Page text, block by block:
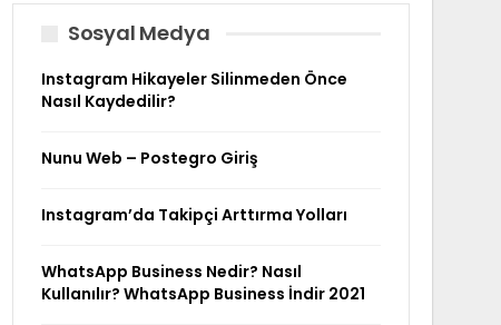
Sosyal Medya
Instagram Hikayeler Silinmeden Önce
Nasıl Kaydedilir?
Nunu Web – Postegro Giriş
Instagram’da Takipçi Arttırma Yolları
WhatsApp Business Nedir? Nasıl
Kullanılır? WhatsApp Business İndir 2021